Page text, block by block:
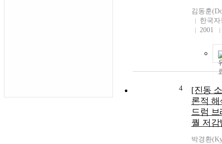
김동훈
한국
2001
4
[진동
론적
드럼
퀄 저감
박경환